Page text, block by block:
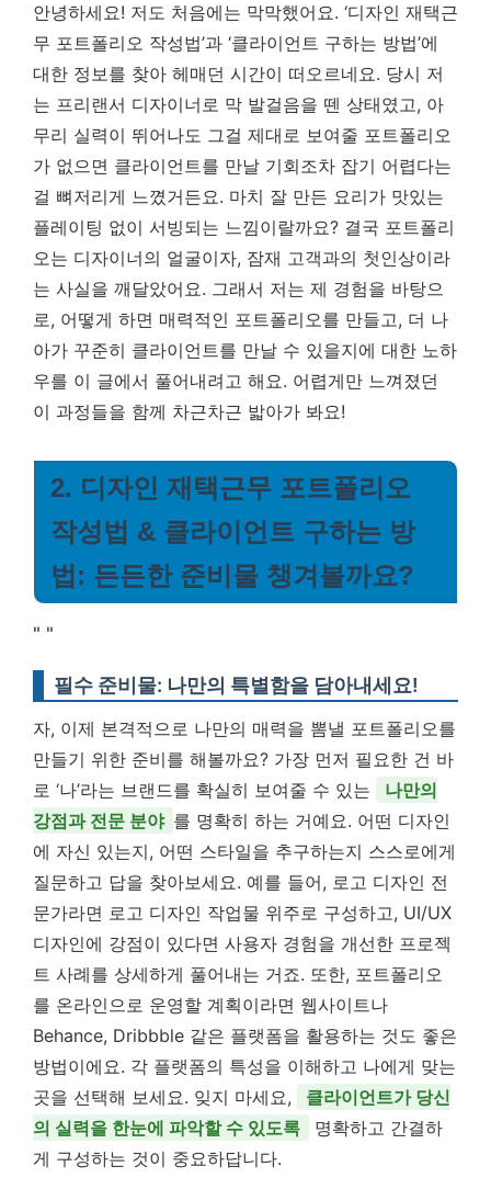
안녕하세요! 저도 처음에는 막막했어요. ‘디자인 재택근
무 포트폴리오 작성법’과 ‘클라이언트 구하는 방법’에
대한 정보를 찾아 헤매던 시간이 떠오르네요. 당시 저
는 프리랜서 디자이너로 막 발걸음을 뗀 상태였고, 아
무리 실력이 뛰어나도 그걸 제대로 보여줄 포트폴리오
가 없으면 클라이언트를 만날 기회조차 잡기 어렵다는
걸 뼈저리게 느꼈거든요. 마치 잘 만든 요리가 맛있는
플레이팅 없이 서빙되는 느낌이랄까요? 결국 포트폴리
오는 디자이너의 얼굴이자, 잠재 고객과의 첫인상이라
는 사실을 깨달았어요. 그래서 저는 제 경험을 바탕으
로, 어떻게 하면 매력적인 포트폴리오를 만들고, 더 나
아가 꾸준히 클라이언트를 만날 수 있을지에 대한 노하
우를 이 글에서 풀어내려고 해요. 어렵게만 느껴졌던
이 과정들을 함께 차근차근 밟아가 봐요!
2. 디자인 재택근무 포트폴리오
작성법 & 클라이언트 구하는 방
법: 든든한 준비물 챙겨볼까요?
" "
필수 준비물: 나만의 특별함을 담아내세요!
자, 이제 본격적으로 나만의 매력을 뽐낼 포트폴리오를
만들기 위한 준비를 해볼까요? 가장 먼저 필요한 건 바
로 ‘나’라는 브랜드를 확실히 보여줄 수 있는
나만의
강점과 전문 분야 를 명확히 하는 거예요. 어떤 디자인
에 자신 있는지, 어떤 스타일을 추구하는지 스스로에게
질문하고 답을 찾아보세요. 예를 들어, 로고 디자인 전
문가라면 로고 디자인 작업물 위주로 구성하고, UI/UX
디자인에 강점이 있다면 사용자 경험을 개선한 프로젝
트 사례를 상세하게 풀어내는 거죠. 또한, 포트폴리오
를 온라인으로 운영할 계획이라면 웹사이트나
Behance, Dribbble 같은 플랫폼을 활용하는 것도 좋은
방법이에요. 각 플랫폼의 특성을 이해하고 나에게 맞는
곳을 선택해 보세요. 잊지 마세요,
클라이언트가 당신
의 실력을 한눈에 파악할 수 있도록
명확하고 간결하
게 구성하는 것이 중요하답니다.